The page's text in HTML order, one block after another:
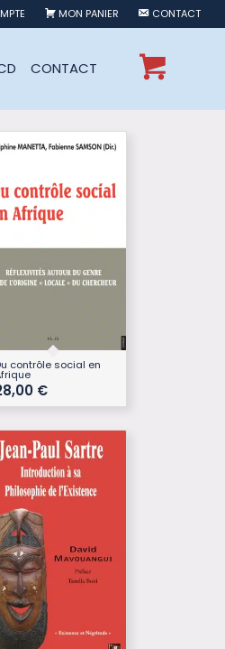
MON PANIER CONTACT
CONTACT
contrôle social en
€